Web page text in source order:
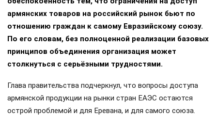
армянских товаров на российский рынок бьют по
отношению граждан к самому Евразийскому союзу.
По его словам, без полноценной реализации базовых
принципов объединения организация может
столкнуться с серьёзными трудностями.
Глава правительства подчеркнул, что вопросы доступа
армянской продукции на рынки стран ЕАЭС остаются
острой проблемой и для Еревана, и для самого союза.